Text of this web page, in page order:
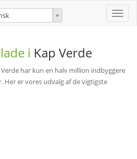
Toggle
i Kap Verde
har kun en halv million indbyggere
Her er vores udvalg af de vigtigste